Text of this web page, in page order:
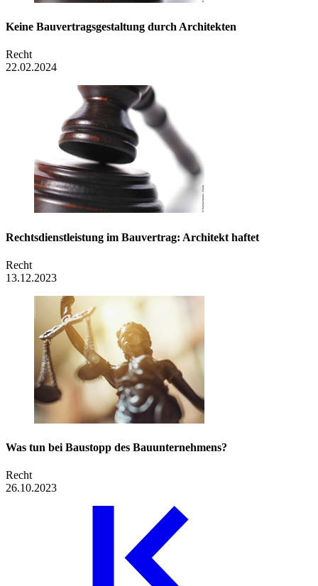
Keine Bauvertrags­gestaltung durch Architekten
Recht
22.02.2024
Rechtsdienstleistung im Bauvertrag: Architekt haftet
Recht
13.12.2023
Was tun bei Baustopp des ­Bauunternehmens?
Recht
26.10.2023